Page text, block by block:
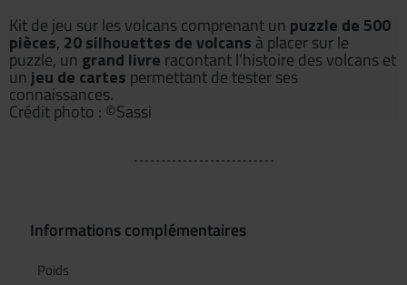
Kit de jeu sur les volcans comprenant un puzzle de 500
pièces, 20 silhouettes de volcans à placer sur le
puzzle, un grand livre racontant l’histoire des volcans et
un jeu de cartes permettant de tester ses
connaissances.
Crédit photo : ©Sassi
Informations complémentaires
Poids